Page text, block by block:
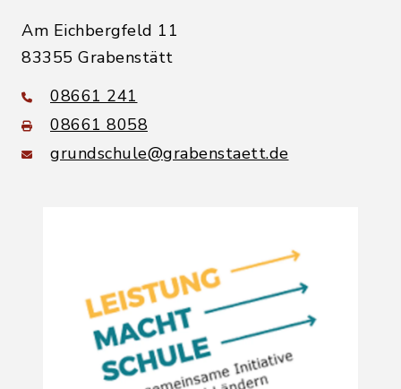
Am Eichbergfeld 11
83355 Grabenstätt
08661 241
08661 8058
grundschule@grabenstaett.de